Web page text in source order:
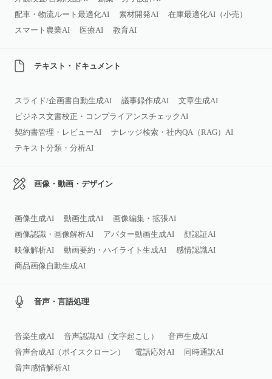
配車・物流ルート最適化AI
素材開発AI
在庫最適化AI（小売）
スマート農業AI
医療AI 教育AI
テキスト・ドキュメント
スライド/企画書自動生成AI 議事録作成AI
文章生成AI
ビジネス文書校正・コンプライアンスチェックAI
契約書管理・レビューAI
ナレッジ検索・社内QA（RAG）AI
テキスト分類・分析AI
画像・動画・デザイン
画像生成AI 動画生成AI
画像編集・拡張AI
画像認識・画像解析AI
アバター動画生成AI
顔認証AI
映像解析AI
動画要約・ハイライト生成AI
感情認識AI
商品画像自動生成AI
音声・言語処理
音楽生成AI 音声認識AI（文字起こし）
音声生成AI
音声合成AI（ボイスクローン）
電話応対AI
同時通訳AI
音声感情解析AI